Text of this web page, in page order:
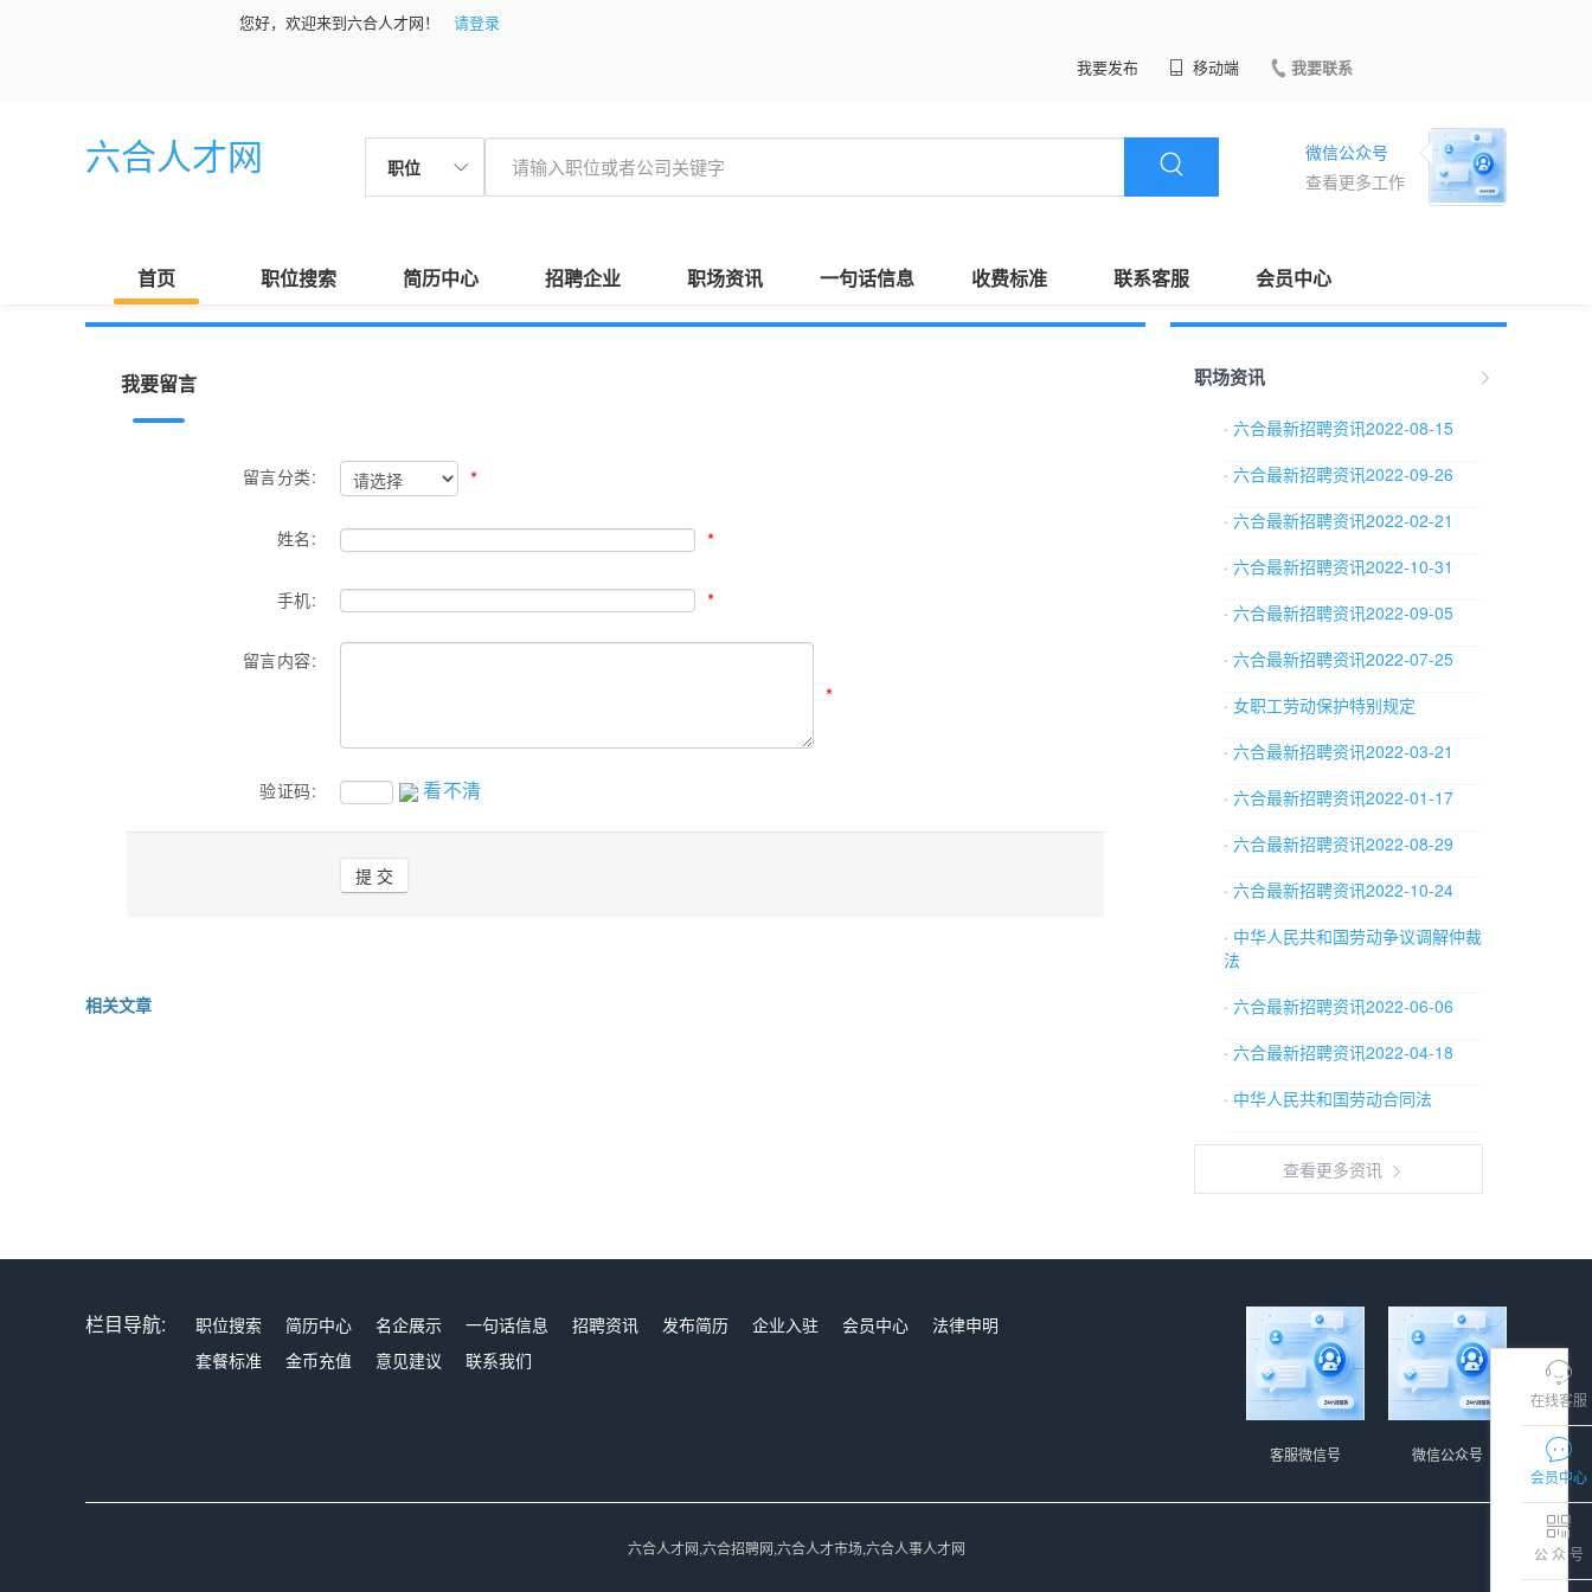
您好，欢迎来到六合人才网！
请登录
我要发布
移动端 我要联系
六合人才网 职位
微信公众号
查看更多工作
首页 职位搜索 简历中心 招聘企业 职场资讯 一句话信息 收费标准 联系客服 会员中心
在线客服
会员中心
公 众 号
我要留言
留言分类: *
姓名: *
手机: *
留言内容:
*
验证码: 看不清
相关文章
职场资讯
· 六合最新招聘资讯2022-08-15
· 六合最新招聘资讯2022-09-26
· 六合最新招聘资讯2022-02-21
· 六合最新招聘资讯2022-10-31
· 六合最新招聘资讯2022-09-05
· 六合最新招聘资讯2022-07-25
· 女职工劳动保护特别规定
· 六合最新招聘资讯2022-03-21
· 六合最新招聘资讯2022-01-17
· 六合最新招聘资讯2022-08-29
· 六合最新招聘资讯2022-10-24
· 中华人民共和国劳动争议调解仲裁
法
· 六合最新招聘资讯2022-06-06
· 六合最新招聘资讯2022-04-18
· 中华人民共和国劳动合同法
查看更多资讯
栏目导航: 职位搜索 简历中心 名企展示 一句话信息 招聘资讯 发布简历 企业入驻 会员中心
法律申明
套餐标准
金币充值 意见建议 联系我们
微信公众号
客服微信号
六合人才网,六合招聘网,六合人才市场,六合人事人才网